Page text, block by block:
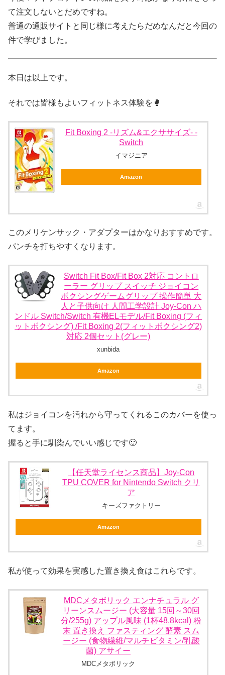
て注文しないとだめですね。
普通の通販サイトと同じ様に考えたらだめなんだと今回の
件で学びました。
本日は以上です。
それでは皆様もよいフィットネス体験を🥊
Fit Boxing 2 -リズム&エクササイズ- -
Switch
イマジニア
Amazon
このメリケンサック・アダプターはかなりおすすめです。
パンチを打ちやすくなります。
Switch Fit Box/Fit Box 2対応 コントロ
ーラー グリップ スイッチ ジョイコン
ボクシングゲームグリップ 操作簡単 大
人と子供向け 人間工学設計 Joy-Con ハ
ンドル Switch/Switch 有機ELモデル/Fit Boxing (フィ
ットボクシング) /Fit Boxing 2(フィットボクシング2)
対応 2個セット(グレー)
xunbida
Amazon
私はジョイコンを汚れから守ってくれるこのカバーを使っ
てます。
握ると手に馴染んでいい感じです🙂
【任天堂ライセンス商品】Joy-Con
TPU COVER for Nintendo Switch クリ
ア
キーズファクトリー
Amazon
私が使って効果を実感した置き換え食はこれらです。
MDCメタボリック エンナチュラル グ
リーンスムージー (大容量 15回～30回
分/255g) アップル風味 (1杯48.8kcal) 粉
末 置き換え ファスティング 酵素 スム
ージー (食物繊維/マルチビタミン/乳酸
菌) アサイー
MDCメタボリック